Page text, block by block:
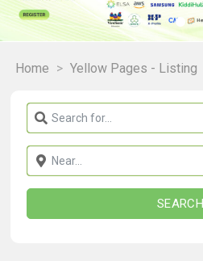
Home > Yellow Pages - Listing
SEARCH